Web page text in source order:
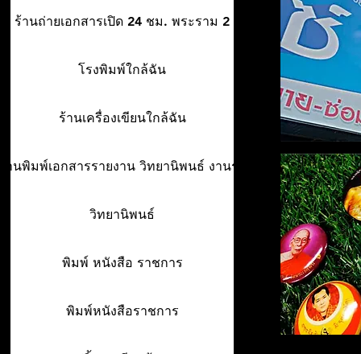
ร้านถ่ายเอกสารเปิด 24 ชม. พระราม 2
โรงพิมพ์ใกล้ฉัน
ร้านเครื่องเขียนใกล้ฉัน
านพิมพ์เอกสารรายงาน วิทยานิพนธ์ งานรา
วิทยานิพนธ์
พิมพ์ หนังสือ ราชการ
พิมพ์หนังสือราชการ